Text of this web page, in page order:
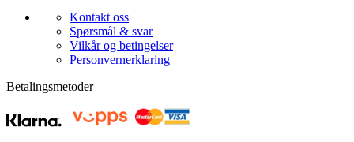
Kontakt oss
Spørsmål & svar
Vilkår og betingelser
Personvernerklaring
Betalingsmetoder